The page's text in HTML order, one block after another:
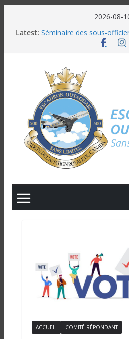
2026-08-
Latest: Séminaire des sous-
AéroSurvie – Opération
ACCUEIL COMITÉ RÉPONDANT